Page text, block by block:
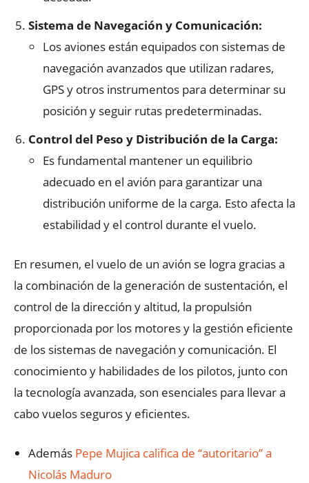
Sistema de Navegación y Comunicación:
Los aviones están equipados con sistemas de
navegación avanzados que utilizan radares,
GPS y otros instrumentos para determinar su
posición y seguir rutas predeterminadas.
Control del Peso y Distribución de la Carga:
Es fundamental mantener un equilibrio
adecuado en el avión para garantizar una
distribución uniforme de la carga. Esto afecta la
estabilidad y el control durante el vuelo.
En resumen, el vuelo de un avión se logra gracias a
la combinación de la generación de sustentación, el
control de la dirección y altitud, la propulsión
proporcionada por los motores y la gestión eficiente
de los sistemas de navegación y comunicación. El
conocimiento y habilidades de los pilotos, junto con
la tecnología avanzada, son esenciales para llevar a
cabo vuelos seguros y eficientes.
Además Pepe Mujica califica de “autoritario” a
Nicolás Maduro